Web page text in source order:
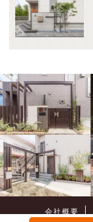
会社概要